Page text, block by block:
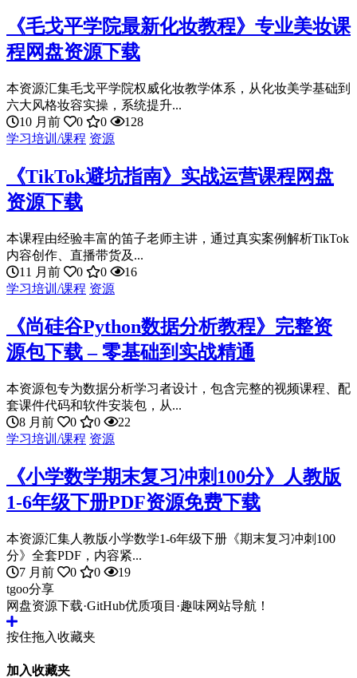
《毛戈平学院最新化妆教程》专业美妆课
程网盘资源下载
本资源汇集毛戈平学院权威化妆教学体系，从化妆美学基础到
六大风格妆容实操，系统提升...
10 月前
0 0
128
学习培训/课程 资源
《TikTok避坑指南》实战运营课程网盘
资源下载
本课程由经验丰富的笛子老师主讲，通过真实案例解析TikTok
内容创作、直播带货及...
11 月前
0 0
16
学习培训/课程 资源
《尚硅谷Python数据分析教程》完整资
源包下载 – 零基础到实战精通
本资源包专为数据分析学习者设计，包含完整的视频课程、配
套课件代码和软件安装包，从...
8 月前
0 0
22
学习培训/课程 资源
《小学数学期末复习冲刺100分》人教版
1-6年级下册PDF资源免费下载
本资源汇集人教版小学数学1-6年级下册《期末复习冲刺100
分》全套PDF，内容紧...
7 月前
0 0
19
tgoo分享
网盘资源下载·GitHub优质项目·趣味网站导航！
按住拖入收藏夹
加入收藏夹